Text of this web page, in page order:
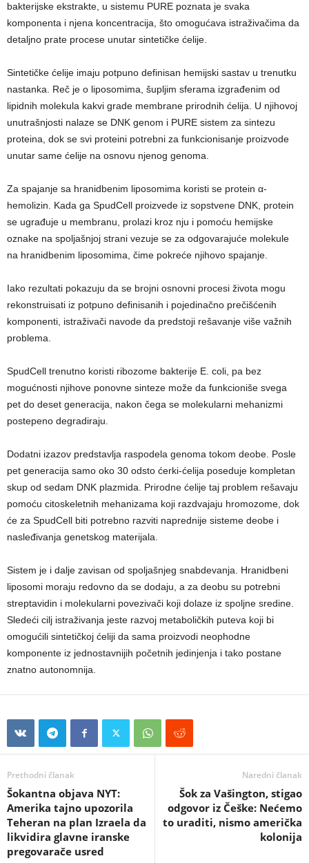
bakterijske ekstrakte, u sistemu PURE poznata je svaka
komponenta i njena koncentracija, što omogućava istraživačima da
detaljno prate procese unutar sintetičke ćelije.
Sintetičke ćelije imaju potpuno definisan hemijski sastav u trenutku
nastanka. Reč je o liposomima, šupljim sferama izgrađenim od
lipidnih molekula kakvi grade membrane prirodnih ćelija. U njihovoj
unutrašnjosti nalaze se DNK genom i PURE sistem za sintezu
proteina, dok se svi proteini potrebni za funkcionisanje proizvode
unutar same ćelije na osnovu njenog genoma.
Za spajanje sa hranidbenim liposomima koristi se protein α-
hemolizin. Kada ga SpudCell proizvede iz sopstvene DNK, protein
se ugrađuje u membranu, prolazi kroz nju i pomoću hemijske
oznake na spoljašnjoj strani vezuje se za odgovarajuće molekule
na hranidbenim liposomima, čime pokreće njihovo spajanje.
Iako rezultati pokazuju da se brojni osnovni procesi života mogu
rekonstruisati iz potpuno definisanih i pojedinačno prečišćenih
komponenti, istraživači navode da predstoji rešavanje više važnih
problema.
SpudCell trenutno koristi ribozome bakterije E. coli, pa bez
mogućnosti njihove ponovne sinteze može da funkcioniše svega
pet do deset generacija, nakon čega se molekularni mehanizmi
postepeno degradiraju.
Dodatni izazov predstavlja raspodela genoma tokom deobe. Posle
pet generacija samo oko 30 odsto ćerki-ćelija poseduje kompletan
skup od sedam DNK plazmida. Prirodne ćelije taj problem rešavaju
pomoću citoskeletnih mehanizama koji razdvajaju hromozome, dok
će za SpudCell biti potrebno razviti naprednije sisteme deobe i
nasleđivanja genetskog materijala.
Sistem je i dalje zavisan od spoljašnjeg snabdevanja. Hranidbeni
liposomi moraju redovno da se dodaju, a za deobu su potrebni
streptavidin i molekularni povezivači koji dolaze iz spoljne sredine.
Sledeći cilj istraživanja jeste razvoj metaboličkih puteva koji bi
omogućili sintetičkoj ćeliji da sama proizvodi neophodne
komponente iz jednostavnijih početnih jedinjenja i tako postane
znatno autonomnija.
Prethodni članak
Šokantna objava NYT:
Amerika tajno upozorila
Teheran na plan Izraela da
likvidira glavne iranske
pregovarače usred
Naredni članak
Šok za Vašington, stigao
odgovor iz Češke: Nećemo
to uraditi, nismo američka
kolonija